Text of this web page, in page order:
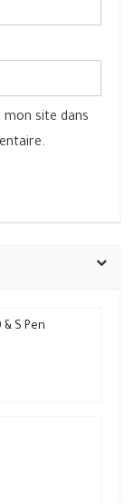
site dans
& S Pen